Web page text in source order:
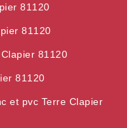
81120
81120
81120
81120
et pvc Terre Clapier